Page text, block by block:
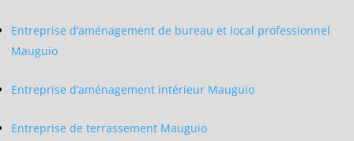
Entreprise d’aménagement de bureau et local professionnel
Mauguio
Entreprise d’aménagement intérieur Mauguio
Entreprise de terrassement Mauguio